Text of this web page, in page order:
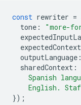
const rewriter =
tone : "more-
outputLanguage :
sharedContext :
Spanish
English.
});